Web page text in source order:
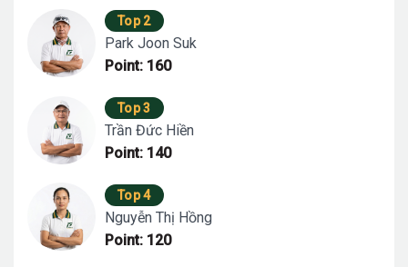
Top 2
Park Joon Suk
Point: 160
Top 3
Trần Đức Hiền
Point: 140
Top 4
Nguyễn Thị Hồng
Point: 120